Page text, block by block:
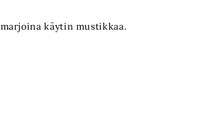
marjoina käytin mustikkaa.